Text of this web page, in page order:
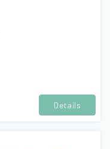
Details